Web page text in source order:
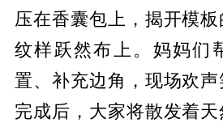
压在香囊包上，揭开模
纹样跃然布上。妈妈们
置、补充边角，现场欢
完成后，大家将散发着